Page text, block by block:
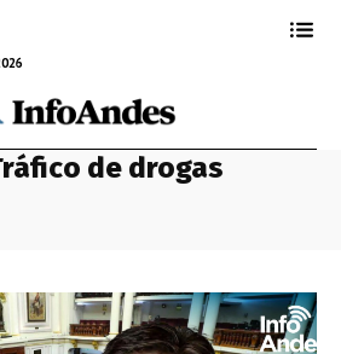
de drogas